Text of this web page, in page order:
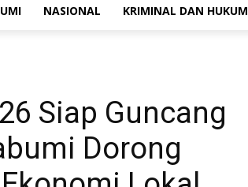
NASIONAL KRIMINAL DAN HUKUM
Siap Guncang
Dorong